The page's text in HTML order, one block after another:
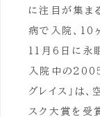
に注目が集ま
病で入院、10
11月6日に永
入院中の2005
グレイス」は、
スク大賞を受